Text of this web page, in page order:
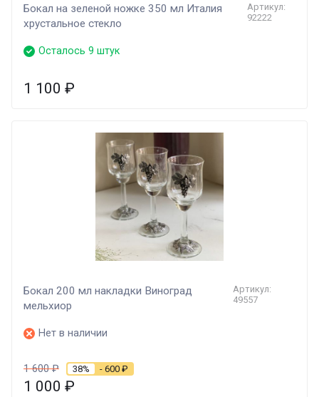
Бокал на зеленой ножке 350 мл Италия
хрустальное стекло
Артикул:
92222
Осталось 9 штук
1 100 ₽
Бокал 200 мл накладки Виноград
мельхиор
Артикул:
49557
Нет в наличии
1 600₽ 38% - 600 ₽
1 000 ₽